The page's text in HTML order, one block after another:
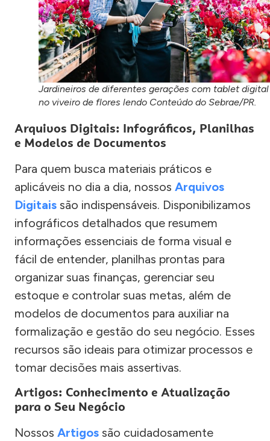
Jardineiros de diferentes gerações com tablet digital
no viveiro de flores lendo Conteúdo do Sebrae/PR.
Arquivos Digitais: Infográficos, Planilhas
e Modelos de Documentos
Para quem busca materiais práticos e
aplicáveis no dia a dia, nossos Arquivos
Digitais são indispensáveis. Disponibilizamos
infográficos detalhados que resumem
informações essenciais de forma visual e
fácil de entender, planilhas prontas para
organizar suas finanças, gerenciar seu
estoque e controlar suas metas, além de
modelos de documentos para auxiliar na
formalização e gestão do seu negócio. Esses
recursos são ideais para otimizar processos e
tomar decisões mais assertivas.
Artigos: Conhecimento e Atualização
para o Seu Negócio
Nossos Artigos são cuidadosamente